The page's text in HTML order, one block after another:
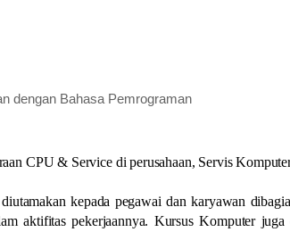
dengan Bahasa Pemrograman
CPU & Service di perusahaan, Servis
kepada pegawai dan karyawan
aktifitas pekerjaannya. Kursus Komputer